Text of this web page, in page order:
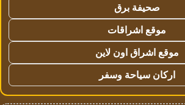
صحيفة برق
موقع اشراقات
موقع اشراق اون لاين
اركان سياحة وسفر